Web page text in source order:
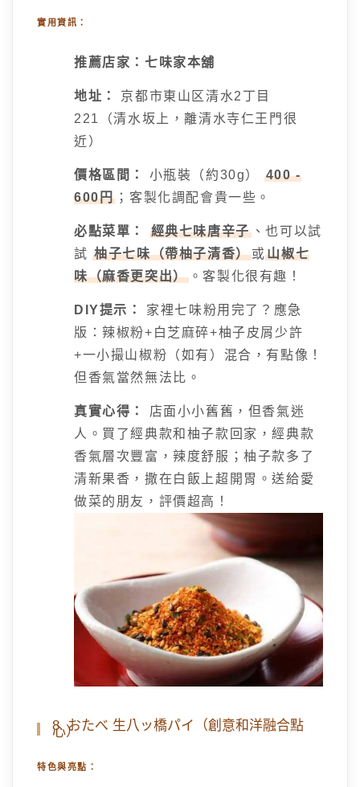
實用資訊：
推薦店家：七味家本舖
地址：
京都市東山区清水2丁目
221（清水坂上，離清水寺仁王門很
近）
價格區間： 小瓶裝（約30g）
400 -
600円 ；客製化調配會貴一些。
必點菜單： 經典七味唐辛子、也可以試
試柚子七味（帶柚子清香）或山椒七
味（麻香更突出）。客製化很有趣！
DIY提示：
家裡七味粉用完了？應急
版：辣椒粉+白芝麻碎+柚子皮屑少許
+一小撮山椒粉（如有）混合，有點像！
但香氣當然無法比。
真實心得：
店面小小舊舊，但香氣迷
人。買了經典款和柚子款回家，經典款
香氣層次豐富，辣度舒服；柚子款多了
清新果香，撒在白飯上超開胃。送給愛
做菜的朋友，評價超高！
8. おたべ 生八ッ橋パイ（創意和洋融合點
心）
特色與亮點：